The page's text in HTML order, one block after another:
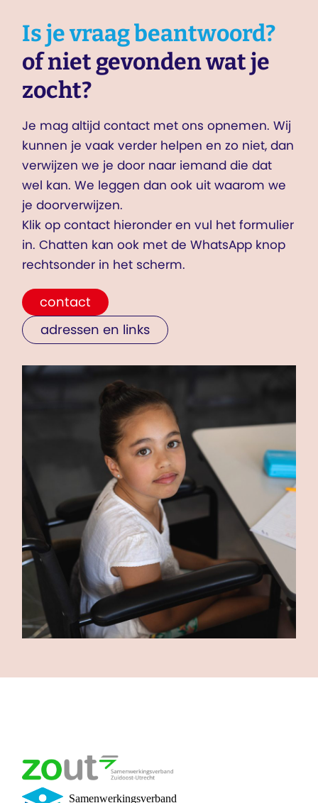
Is je vraag beantwoord?
of niet gevonden wat je
zocht?
Je mag altijd contact met ons opnemen. Wij
kunnen je vaak verder helpen en zo niet, dan
verwijzen we je door naar iemand die dat
wel kan. We leggen dan ook uit waarom we
je doorverwijzen.
Klik op contact hieronder en vul het formulier
in. Chatten kan ook met de WhatsApp knop
rechtsonder in het scherm.
contact
adressen en links